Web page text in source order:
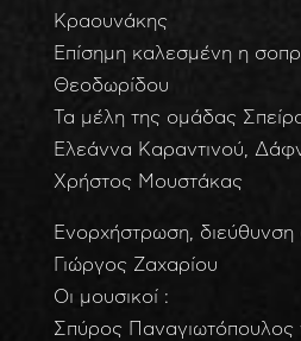
Κραουνάκης
Επίσημη καλεσμένη η
Θεοδωρίδου
Τα μέλη της ομάδας
Ελεάννα Καραντινού,
Χρήστος Μουστάκας
Ενορχήστρωση, διεύθυνση
Γιώργος Ζαχαρίου
Οι μουσικοί :
Σπύρος Παναγιωτόπουλος